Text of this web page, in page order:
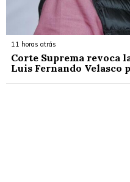
11 horas atrás
Corte Suprema revoca
Luis Fernando Velasco